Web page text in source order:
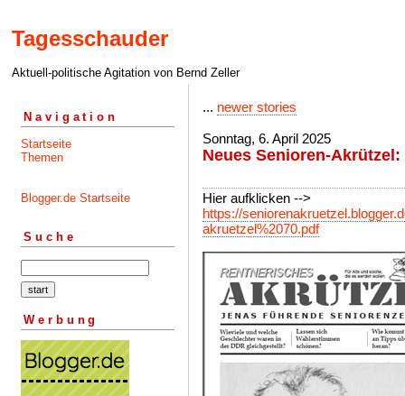
Tagesschauder
Aktuell-politische Agitation von Bernd Zeller
Navigation
Startseite
Themen
Blogger.de Startseite
Suche
Werbung
... newer stories
Sonntag, 6. April 2025
Neues Senioren-
Hier aufklicken -->
https://
akruetzel%2070.pdf